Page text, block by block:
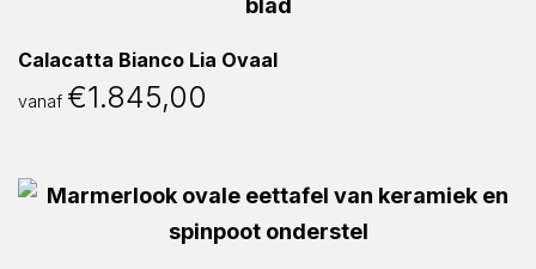
Calacatta Bianco Lia Ovaal
vanaf €1.845,00